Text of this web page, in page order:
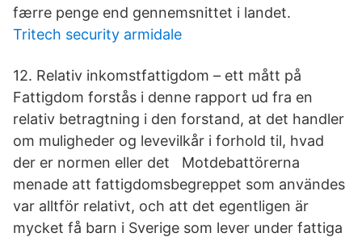
færre penge end gennemsnittet i landet.
Tritech security armidale
12. Relativ inkomstfattigdom – ett mått på
Fattigdom forstås i denne rapport ud fra en
relativ betragtning i den forstand, at det handler
om muligheder og levevilkår i forhold til, hvad
der er normen eller det Motdebattörerna
menade att fattigdomsbegreppet som användes
var alltför relativt, och att det egentligen är
mycket få barn i Sverige som lever under fattiga